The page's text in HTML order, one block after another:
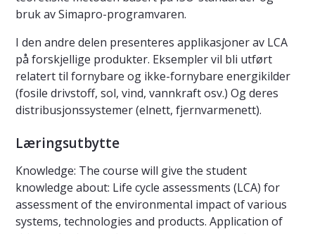
bruk av Simapro-programvaren.
I den andre delen presenteres applikasjoner av LCA
på forskjellige produkter. Eksempler vil bli utført
relatert til fornybare og ikke-fornybare energikilder
(fosile drivstoff, sol, vind, vannkraft osv.) Og deres
distribusjonssystemer (elnett, fjernvarmenett).
Læringsutbytte
Knowledge: The course will give the student
knowledge about: Life cycle assessments (LCA) for
assessment of the environmental impact of various
systems, technologies and products. Application of